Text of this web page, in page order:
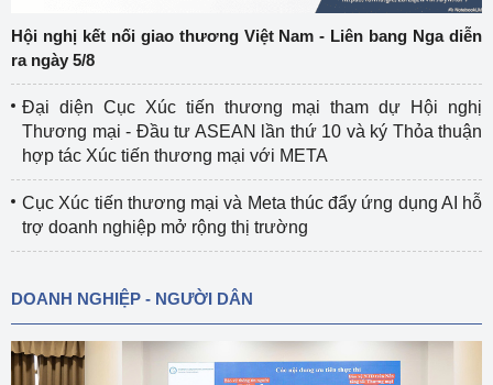
Hội nghị kết nối giao thương Việt Nam - Liên bang Nga diễn
ra ngày 5/8
Đại diện Cục Xúc tiến thương mại tham dự Hội nghị
Thương mại - Đầu tư ASEAN lần thứ 10 và ký Thỏa thuận
hợp tác Xúc tiến thương mại với META
Cục Xúc tiến thương mại và Meta thúc đẩy ứng dụng AI hỗ
trợ doanh nghiệp mở rộng thị trường
DOANH NGHIỆP - NGƯỜI DÂN